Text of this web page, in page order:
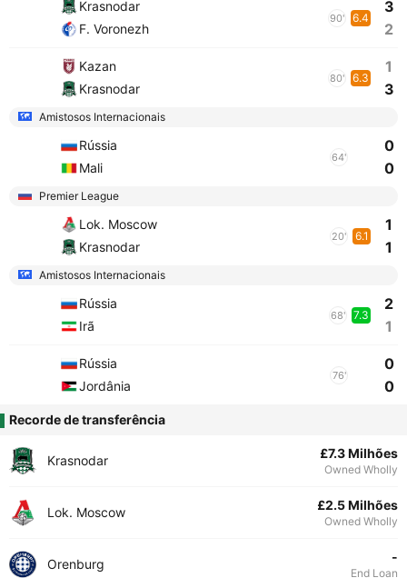
Krasnodar
F. Voronezh
90' 6.4
3
2
Kazan
Krasnodar
80' 6.3
1
3
Amistosos Internacionais
Rússia
Mali
64'
0
0
Premier League
Lok. Moscow
Krasnodar
20' 6.1
1
1
Amistosos Internacionais
Rússia
Irã
68' 7.3
2
1
Rússia
Jordânia
76'
0
0
Recorde de transferência
Krasnodar £7.3 Milhões
Owned Wholly
Lok. Moscow £2.5 Milhões
Owned Wholly
Orenburg -
End Loan